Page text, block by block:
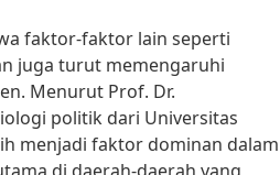
faktor-faktor lain seperti
juga turut memengaruhi
Menurut Prof. Dr.
politik dari Universitas
menjadi faktor dominan dalam